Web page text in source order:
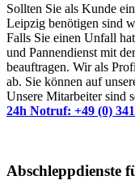
Sollten Sie als Kunde
Leipzig benötigen sind
Falls Sie einen Unfall
und Pannendienst mit
beauftragen. Wir als
ab. Sie können auf
Unsere Mitarbeiter sind
24h Notruf: +49 (0)
Abschleppdienste